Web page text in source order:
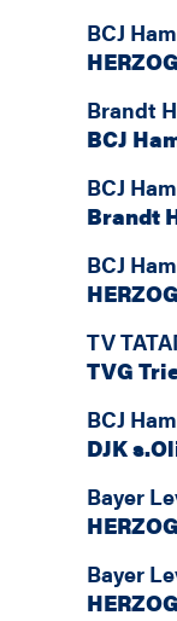
BCJ
Brandt
BCJ
BCJ
Brandt
BCJ
TV
TVG
BCJ
DJK
Bayer
Bayer